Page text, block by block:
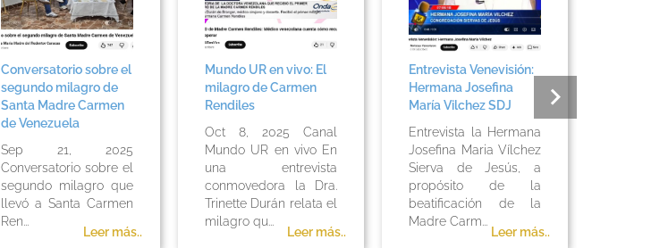
Conversatorio sobre el
segundo milagro de
Santa Madre Carmen
de Venezuela
Sep 21, 2025
Conversatorio sobre el
segundo milagro que
llevó a Santa Carmen
Ren...
Leer más..
Mundo UR en vivo: El
milagro de Carmen
Rendiles
Oct 8, 2025 Canal
Mundo UR en vivo En
una entrevista
conmovedora la Dra.
Trinette Durán relata el
milagro qu...
Leer más..
Entrevista Venevisión:
Hermana Josefina
María Vilchez SDJ
Entrevista la Hermana
Josefina Maria Vílchez
Sierva de Jesús, a
propósito de la
beatificación de la
Madre Carm...
Leer más..